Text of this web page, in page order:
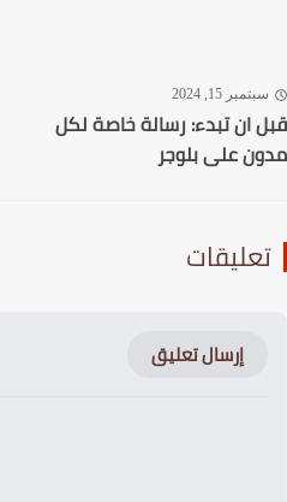
15, 2024
ان تبدء: رسالة خاصة لكل
على بلوجر
إرسال تعليق